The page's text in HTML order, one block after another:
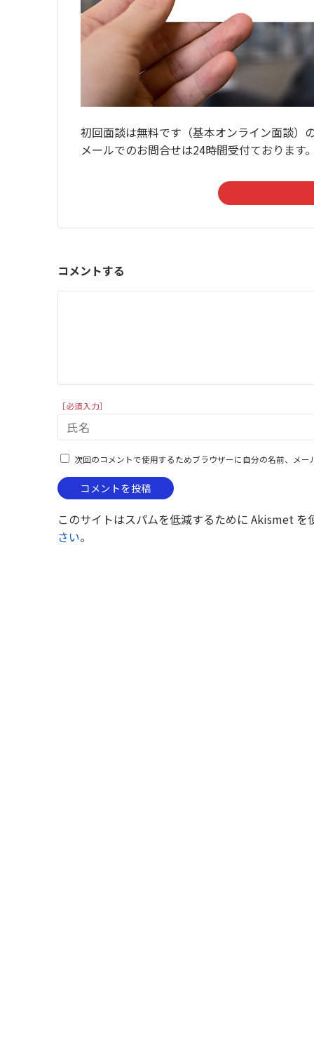
初回面談は無料です（基本オンライン面談）
メールでのお問合せは24時間受付ております
コメントする
［必須入力］
次回のコメントで使用するためブラウザーに自分の名前、メ
このサイトはスパムを低減するために Akismet を
さい。